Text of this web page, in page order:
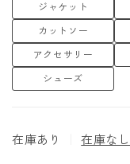
という着想のもと、テー
で、本来のファッション
ンスのまま、 より多くの
先を見据えている。
取り扱い店舗: THE
アクセサリー
カットソー
ジャケット
シューズ
在庫あり 在庫な